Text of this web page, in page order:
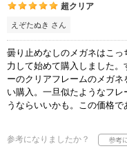
超クリア
えぞたぬき さん
曇り止めなしのメガネはこ
力して始めて購入しました
ーのクリアフレームのメガ
い購入。一旦似たようなフ
うならいいかも。この価格で
参考になりましたか？